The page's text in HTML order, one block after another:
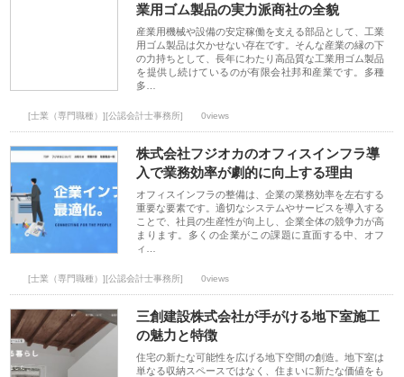
業用ゴム製品の実力派商社の全貌
産業用機械や設備の安定稼働を支える部品として、工業
用ゴム製品は欠かせない存在です。そんな産業の縁の下
の力持ちとして、長年にわたり高品質な工業用ゴム製品
を提供し続けているのが有限会社邦和産業です。多種
多…
[士業（専門職種）][公認会計士事務所] 0views
株式会社フジオカのオフィスインフラ導
入で業務効率が劇的に向上する理由
オフィスインフラの整備は、企業の業務効率を左右する
重要な要素です。適切なシステムやサービスを導入する
ことで、社員の生産性が向上し、企業全体の競争力が高
まります。多くの企業がこの課題に直面する中、オフ
ィ…
[士業（専門職種）][公認会計士事務所] 0views
三創建設株式会社が手がける地下室施工
の魅力と特徴
住宅の新たな可能性を広げる地下空間の創造。地下室は
単なる収納スペースではなく、住まいに新たな価値をも